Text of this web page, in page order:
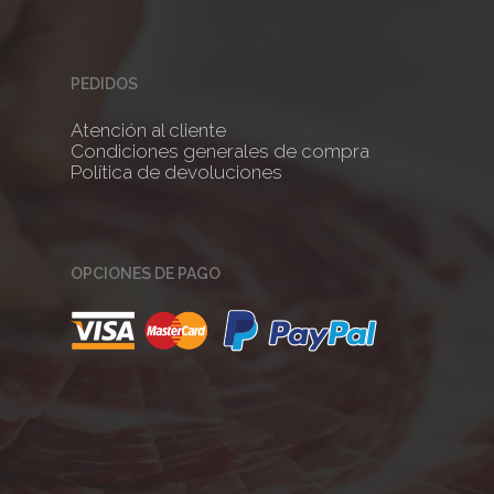
PEDIDOS
Atención al cliente
Condiciones generales de compra
Política de devoluciones
OPCIONES DE PAGO